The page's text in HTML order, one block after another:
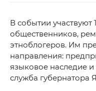
В событии
общественников,
этноблогеров. Им
направления:
языковое наследие и
служба губернатора